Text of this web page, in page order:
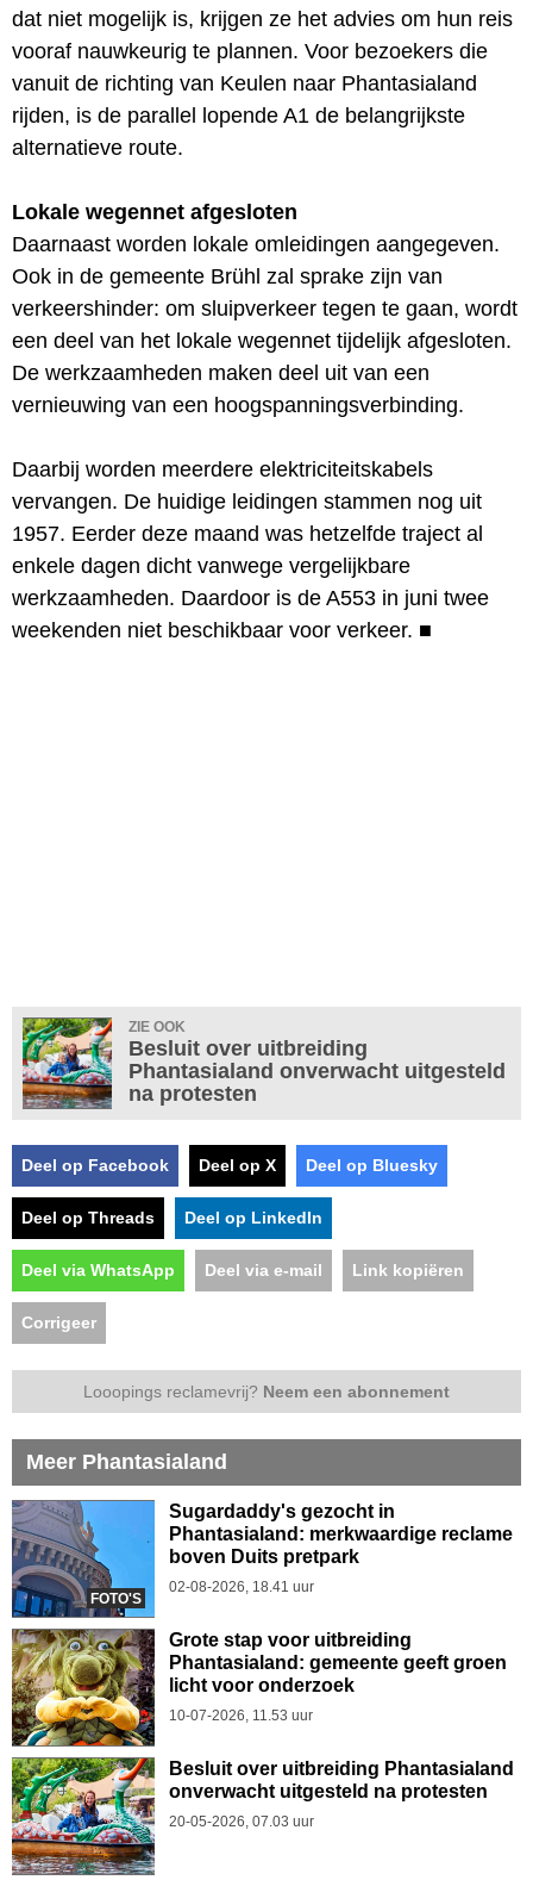
dat niet mogelijk is, krijgen ze het advies om hun reis
vooraf nauwkeurig te plannen. Voor bezoekers die
vanuit de richting van Keulen naar Phantasialand
rijden, is de parallel lopende A1 de belangrijkste
alternatieve route.
Lokale wegennet afgesloten
Daarnaast worden lokale omleidingen aangegeven.
Ook in de gemeente Brühl zal sprake zijn van
verkeershinder: om sluipverkeer tegen te gaan, wordt
een deel van het lokale wegennet tijdelijk afgesloten.
De werkzaamheden maken deel uit van een
vernieuwing van een hoogspanningsverbinding.
Daarbij worden meerdere elektriciteitskabels
vervangen. De huidige leidingen stammen nog uit
1957. Eerder deze maand was hetzelfde traject al
enkele dagen dicht vanwege vergelijkbare
werkzaamheden. Daardoor is de A553 in juni twee
weekenden niet beschikbaar voor verkeer. ■
ZIE OOK
Besluit over uitbreiding
Phantasialand onverwacht uitgesteld
na protesten
Deel op Facebook Deel op X Deel op Bluesky
Deel op Threads Deel op LinkedIn
Deel via WhatsApp Deel via e-mail Link kopiëren
Corrigeer
Looopings reclamevrij? Neem een abonnement
Meer Phantasialand
FOTO'S
Sugardaddy's gezocht in
Phantasialand: merkwaardige reclame
boven Duits pretpark
02-08-2026, 18.41 uur
Grote stap voor uitbreiding
Phantasialand: gemeente geeft groen
licht voor onderzoek
10-07-2026, 11.53 uur
Besluit over uitbreiding Phantasialand
onverwacht uitgesteld na protesten
20-05-2026, 07.03 uur